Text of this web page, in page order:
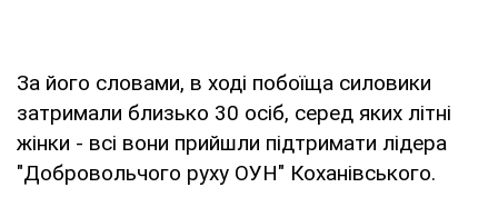
За його словами, в ході побоїща силовики
затримали близько 30 осіб, серед яких літні
жінки - всі вони прийшли підтримати лідера
"Добровольчого руху ОУН" Коханівського.